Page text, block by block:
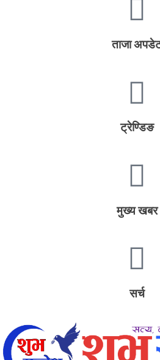
ताजा
ट्रेण्डिङ
मुख्य खबर
सर्च